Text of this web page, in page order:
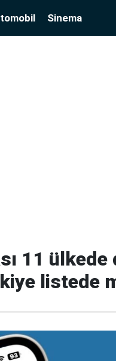
Sinema
11 ülkede
listede